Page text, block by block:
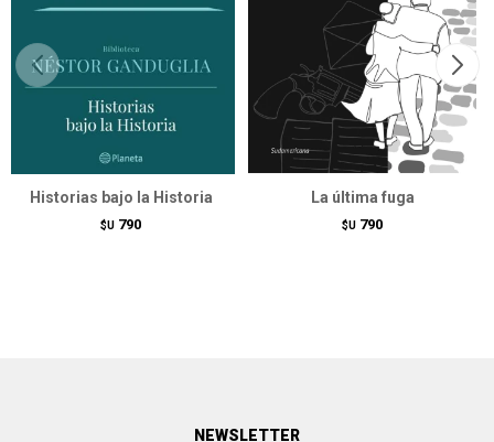
Historias bajo la Historia
$U 790
La última fuga
$U 790
NEWSLETTER